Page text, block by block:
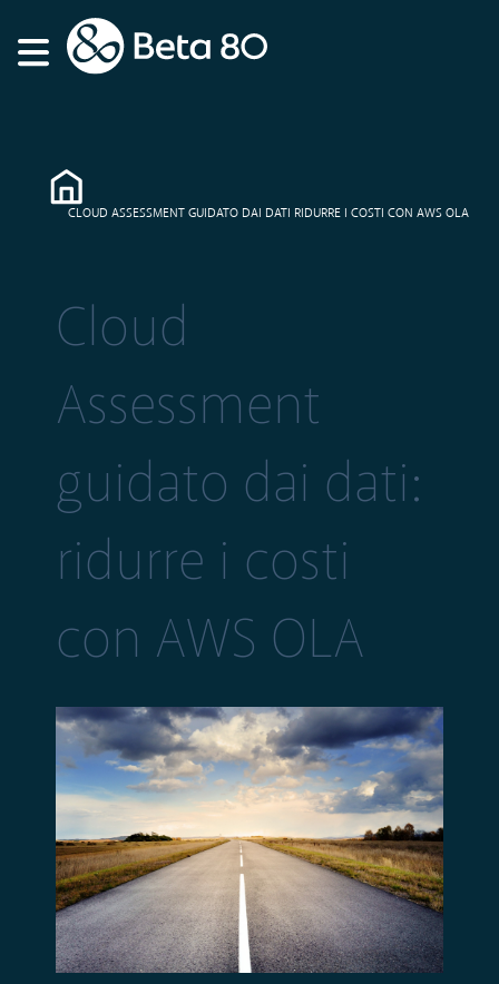
CLOUD ASSESSMENT GUIDATO DAI DATI RIDURRE I COSTI CON AWS OLA
Cloud
Assessment
guidato dai dati:
ridurre i costi
con AWS OLA